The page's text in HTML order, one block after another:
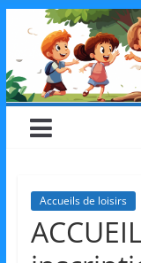
content
Accueils de loisirs